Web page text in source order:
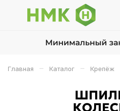
Главная – Каталог – Крепёж